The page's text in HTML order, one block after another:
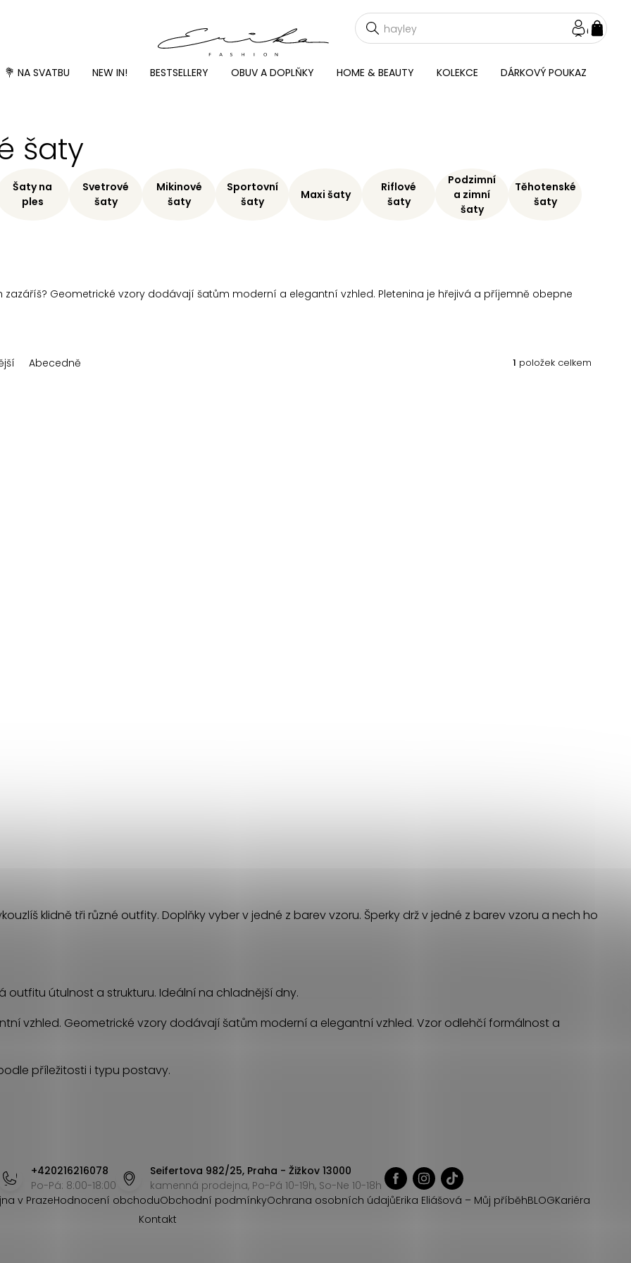
💐 NA SVATBU NEW IN! BESTSELLERY OBUV A DOPLŇKY HOME & BEAUTY KOLEKCE DÁRKOVÝ POUKAZ
šaty
Geometrické vzory dodávají šatům moderní a elegantní vzhled. Pletenina je hřejivá a příjemně obepne
Šaty na
ples
Svetrové
šaty
Mikinové
šaty
Sportovní
šaty
Maxi šaty
Riflové
šaty
Podzimní
a zimní
šaty
Těhotenské
šaty
Abecedně 1 položek celkem
klidně tři různé outfity. Doplňky vyber v jedné z barev vzoru. Šperky drž v jedné z barev vzoru a nech ho
útulnost a strukturu. Ideální na chladnější dny.
vzhled. Geometrické vzory dodávají šatům moderní a elegantní vzhled. Vzor odlehčí formálnost a
příležitosti i typu postavy.
+420216216078
Po-Pá: 8:00-18:00
Seifertova 982/25, Praha - Žižkov 13000
kamenná prodejna, Po-Pá 10-19h, So-Ne 10-18h
v PrazeHodnocení obchoduObchodní podmínkyOchrana osobních údajůErika Eliášová – Můj příběhBLOGKariéra
Kontakt